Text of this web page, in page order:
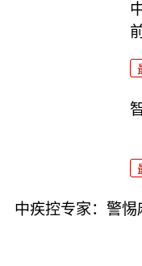
中疾控专家：警